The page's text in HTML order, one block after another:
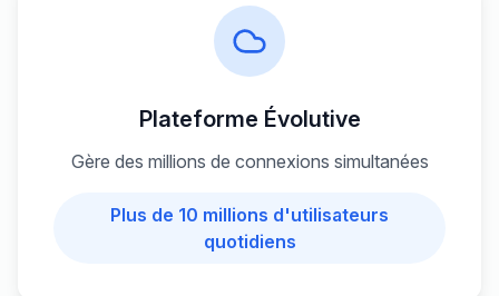
Plateforme Évolutive
Gère des millions de connexions simultanées
Plus de 10 millions d'utilisateurs
quotidiens